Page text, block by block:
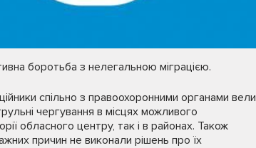
боротьба з нелегальною міграцією.
спільно з правоохоронними органами вели
чергування в місцях можливого
обласного центру, так і в районах. Також
причин не виконали рішень про їх